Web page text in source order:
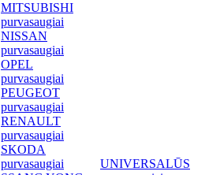
MITSUBISHI
purvasaugiai
NISSAN
purvasaugiai
OPEL
purvasaugiai
PEUGEOT
purvasaugiai
RENAULT
purvasaugiai
SKODA
purvasaugiai
UNIVERSALŪS